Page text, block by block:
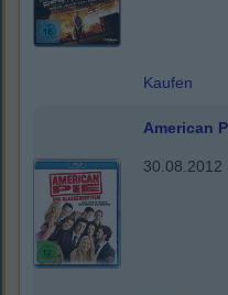
Kaufen
American
30.08.2012